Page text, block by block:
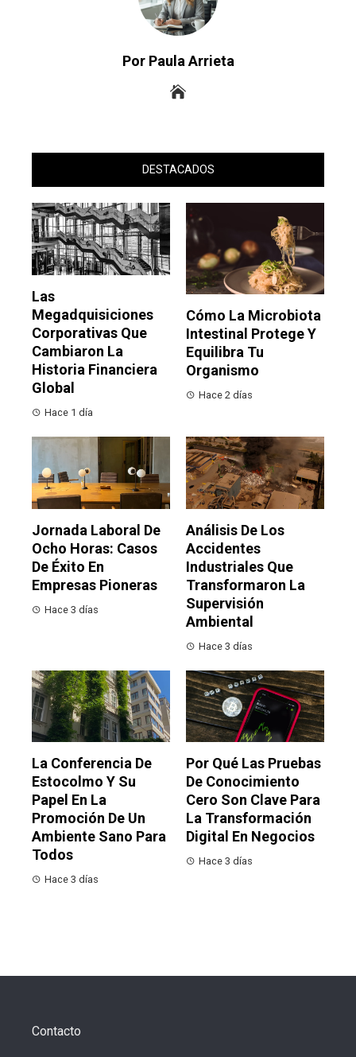
Por Paula Arrieta
DESTACADOS
Las
Megadquisiciones
Corporativas Que
Cambiaron La
Historia Financiera
Global
Hace 1 día
Cómo La Microbiota
Intestinal Protege Y
Equilibra Tu
Organismo
Hace 2 días
Jornada Laboral De
Ocho Horas: Casos
De Éxito En
Empresas Pioneras
Hace 3 días
Análisis De Los
Accidentes
Industriales Que
Transformaron La
Supervisión
Ambiental
Hace 3 días
La Conferencia De
Estocolmo Y Su
Papel En La
Promoción De Un
Ambiente Sano Para
Todos
Hace 3 días
Por Qué Las Pruebas
De Conocimiento
Cero Son Clave Para
La Transformación
Digital En Negocios
Hace 3 días
Contacto